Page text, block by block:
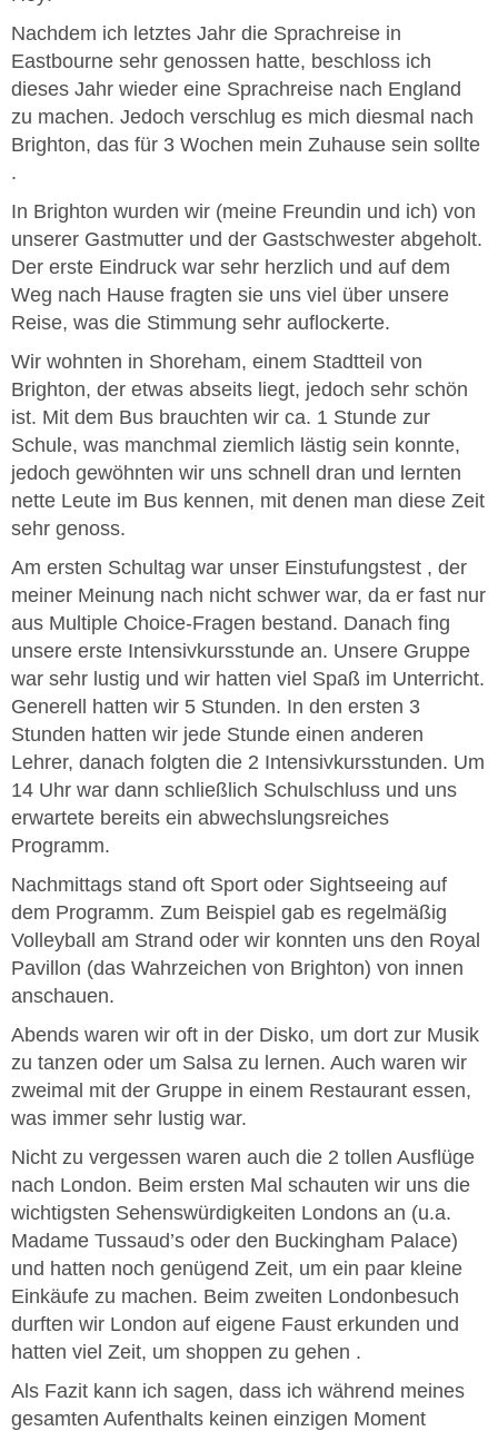
Nachdem ich letztes Jahr die Sprachreise in
Eastbourne sehr genossen hatte, beschloss ich
dieses Jahr wieder eine Sprachreise nach England
zu machen. Jedoch verschlug es mich diesmal nach
Brighton, das für 3 Wochen mein Zuhause sein sollte
.
In Brighton wurden wir (meine Freundin und ich) von
unserer Gastmutter und der Gastschwester abgeholt.
Der erste Eindruck war sehr herzlich und auf dem
Weg nach Hause fragten sie uns viel über unsere
Reise, was die Stimmung sehr auflockerte.
Wir wohnten in Shoreham, einem Stadtteil von
Brighton, der etwas abseits liegt, jedoch sehr schön
ist. Mit dem Bus brauchten wir ca. 1 Stunde zur
Schule, was manchmal ziemlich lästig sein konnte,
jedoch gewöhnten wir uns schnell dran und lernten
nette Leute im Bus kennen, mit denen man diese Zeit
sehr genoss.
Am ersten Schultag war unser Einstufungstest , der
meiner Meinung nach nicht schwer war, da er fast nur
aus Multiple Choice-Fragen bestand. Danach fing
unsere erste Intensivkursstunde an. Unsere Gruppe
war sehr lustig und wir hatten viel Spaß im Unterricht.
Generell hatten wir 5 Stunden. In den ersten 3
Stunden hatten wir jede Stunde einen anderen
Lehrer, danach folgten die 2 Intensivkursstunden. Um
14 Uhr war dann schließlich Schulschluss und uns
erwartete bereits ein abwechslungsreiches
Programm.
Nachmittags stand oft Sport oder Sightseeing auf
dem Programm. Zum Beispiel gab es regelmäßig
Volleyball am Strand oder wir konnten uns den Royal
Pavillon (das Wahrzeichen von Brighton) von innen
anschauen.
Abends waren wir oft in der Disko, um dort zur Musik
zu tanzen oder um Salsa zu lernen. Auch waren wir
zweimal mit der Gruppe in einem Restaurant essen,
was immer sehr lustig war.
Nicht zu vergessen waren auch die 2 tollen Ausflüge
nach London. Beim ersten Mal schauten wir uns die
wichtigsten Sehenswürdigkeiten Londons an (u.a.
Madame Tussaud’s oder den Buckingham Palace)
und hatten noch genügend Zeit, um ein paar kleine
Einkäufe zu machen. Beim zweiten Londonbesuch
durften wir London auf eigene Faust erkunden und
hatten viel Zeit, um shoppen zu gehen .
Als Fazit kann ich sagen, dass ich während meines
gesamten Aufenthalts keinen einzigen Moment